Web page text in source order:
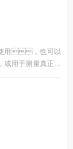
使用，也可以
用于测量真正的
度，同时进